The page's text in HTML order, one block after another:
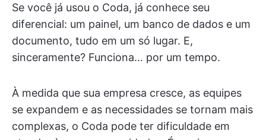
Se você já usou o Coda, já conhece seu
diferencial: um painel, um banco de dados e um
documento, tudo em um só lugar. E,
sinceramente? Funciona... por um tempo.
À medida que sua empresa cresce, as equipes
se expandem e as necessidades se tornam mais
complexas, o Coda pode ter dificuldade em